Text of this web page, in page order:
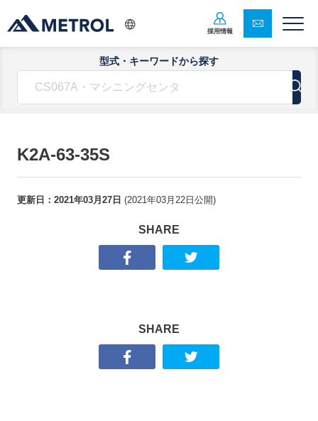
採用情報
型式・キーワードから探す
K2A-63-35S
更新日： 2021年03月27日 (2021年03月22日 公開)
SHARE
SHARE